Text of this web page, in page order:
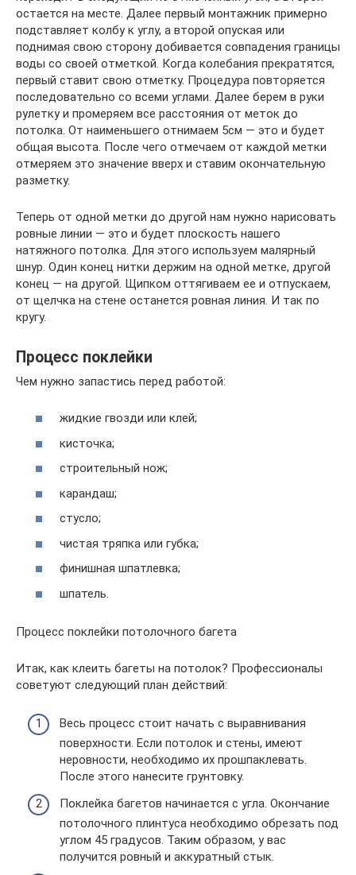
остается на месте. Далее первый монтажник примерно
подставляет колбу к углу, а второй опуская или
поднимая свою сторону добивается совпадения границы
воды со своей отметкой. Когда колебания прекратятся,
первый ставит свою отметку. Процедура повторяется
последовательно со всеми углами. Далее берем в руки
рулетку и промеряем все расстояния от меток до
потолка. От наименьшего отнимаем 5см — это и будет
общая высота. После чего отмечаем от каждой метки
отмеряем это значение вверх и ставим окончательную
разметку.
Теперь от одной метки до другой нам нужно нарисовать
ровные линии — это и будет плоскость нашего
натяжного потолка. Для этого используем малярный
шнур. Один конец нитки держим на одной метке, другой
конец — на другой. Щипком оттягиваем ее и отпускаем,
от щелчка на стене останется ровная линия. И так по
кругу.
Процесс поклейки
Чем нужно запастись перед работой:
жидкие гвозди или клей;
кисточка;
строительный нож;
карандаш;
стусло;
чистая тряпка или губка;
финишная шпатлевка;
шпатель.
Процесс поклейки потолочного багета
Итак, как клеить багеты на потолок? Профессионалы
советуют следующий план действий:
Весь процесс стоит начать с выравнивания
поверхности. Если потолок и стены, имеют
неровности, необходимо их прошпаклевать.
После этого нанесите грунтовку.
Поклейка багетов начинается с угла. Окончание
потолочного плинтуса необходимо обрезать под
углом 45 градусов. Таким образом, у вас
получится ровный и аккуратный стык.